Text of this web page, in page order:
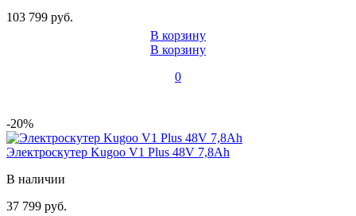
103 799 руб.
В корзину
В корзину
0
-20%
Электроскутер Kugoo V1 Plus 48V 7,8Ah
В наличии
37 799 руб.